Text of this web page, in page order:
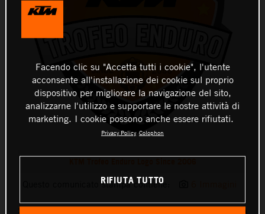
Questo comunicato stampa contiene:
Facendo clic su "Accetta tutti i cookie", l'utente
acconsente all'installazione dei cookie sul proprio
dispositivo per migliorare la navigazione del sito,
analizzarne l'utilizzo e supportare le nostre attività di
marketing. I cookie possono anche essere rifiutati.
Privacy Policy Colophon
RIFIUTA TUTTO